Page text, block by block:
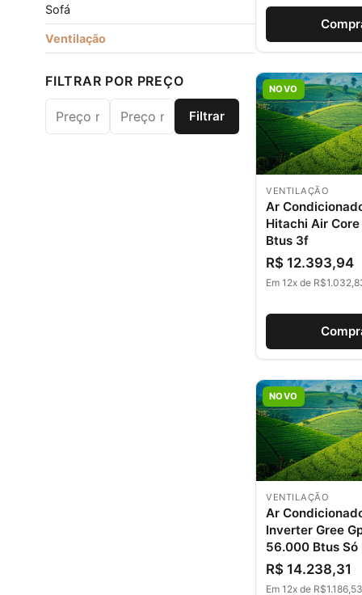
Sofá
Ventilação
FILTRAR POR PREÇO
Preço mínimo
Preço máximo
Filtrar
NOVO
VENTILAÇÃO
Ar
Hitachi Air
Btus 3f
R$ 12.393,94
Em 12x de
NOVO
VENTILAÇÃO
Ar
Inverter Gree
56.000 Btus Só
R$ 14.238,31
Em 12x de